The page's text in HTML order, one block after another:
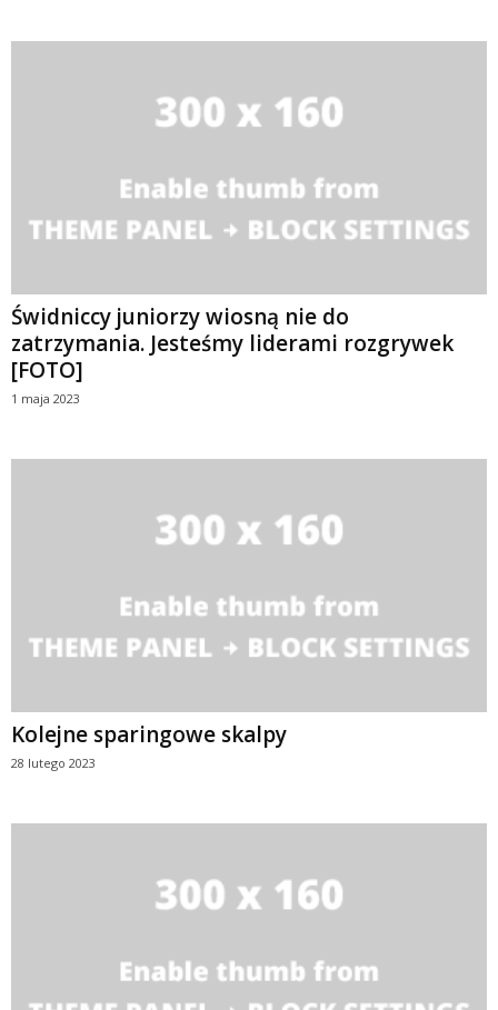
Świdniccy juniorzy wiosną nie do
zatrzymania. Jesteśmy liderami rozgrywek
[FOTO]
1 maja 2023
Kolejne sparingowe skalpy
28 lutego 2023